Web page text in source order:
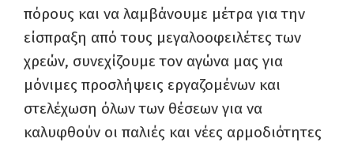
πόρους και να λαμβάνουμε μέτρα για την
είσπραξη από τους μεγαλοοφειλέτες των
χρεών, συνεχίζουμε τον αγώνα μας για
μόνιμες προσλήψεις εργαζομένων και
στελέχωση όλων των θέσεων για να
καλυφθούν οι παλιές και νέες αρμοδιότητες